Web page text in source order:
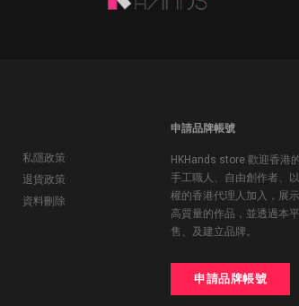
私隱政策
退貨政策
資料刪除
申請品牌帳號
HKHands store 歡迎香港
手工職人、自由創作者、
權的香港代理人加入，展
高質量的作品，並透過本
售、及建立品牌。
申請品牌帳號